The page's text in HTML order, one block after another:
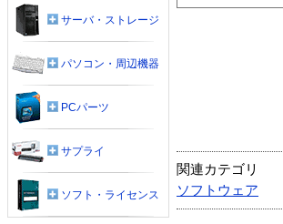
関連カテゴリ
ソフトウェア
サーバ・ストレージ
パソコン・周辺機器
PCパーツ
サプライ
ソフト・ライセンス